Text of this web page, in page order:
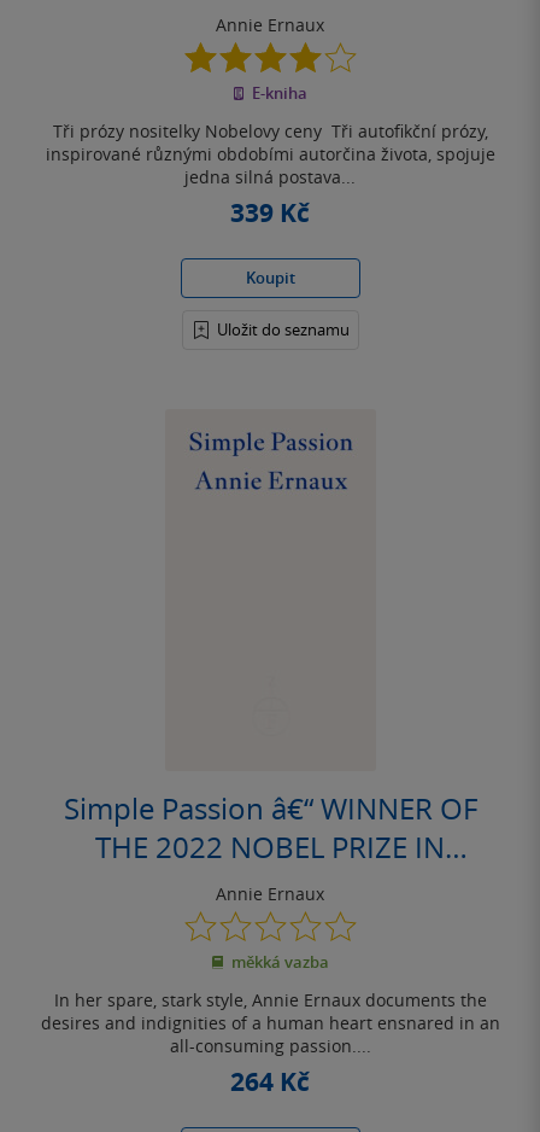
Annie Ernaux
4.0
z
5
E-kniha
Tři prózy nositelky Nobelovy ceny Tři autofikční prózy,
inspirované různými obdobími autorčina života, spojuje
jedna silná postava...
339 Kč
Koupit
Uložit do seznamu
Simple Passion â€“ WINNER OF
THE 2022 NOBEL PRIZE IN
LITERATURE
Annie Ernaux
0.0
z
5
měkká vazba
In her spare, stark style, Annie Ernaux documents the
desires and indignities of a human heart ensnared in an
all-consuming passion....
264 Kč